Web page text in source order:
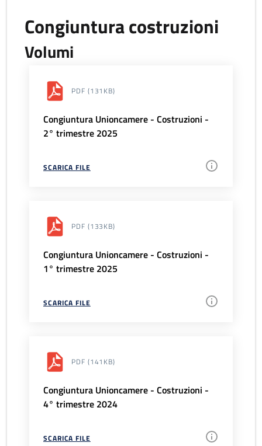
Congiuntura costruzioni
Volumi
PDF (131KB)
Congiuntura Unioncamere - Costruzioni -
2° trimestre 2025
SCARICA FILE
PDF (133KB)
Congiuntura Unioncamere - Costruzioni -
1° trimestre 2025
SCARICA FILE
PDF (141KB)
Congiuntura Unioncamere - Costruzioni -
4° trimestre 2024
SCARICA FILE